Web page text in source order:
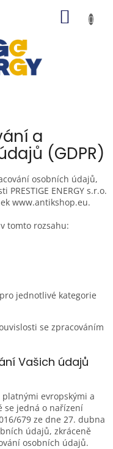
a
(GDPR)
osobních údajů,
ENERGY s.r.o.
www.antikshop.eu.
tomto rozsahu:
jednotlivé kategorie
se zpracováním
Vašich údajů
evropskými a
se jedná o nařízení
679 ze dne 27. dubna
údajů, zkráceně
osobních údajů.